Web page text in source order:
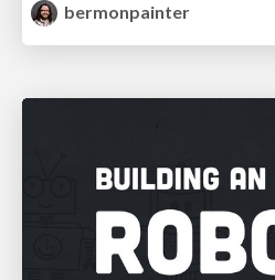
bermonpainter